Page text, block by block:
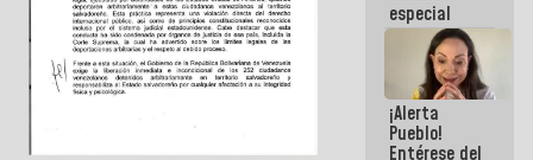
especial
para
adaptarse
al plan de
ahorro
energético
¡Alerta
Pueblo!
Entérese del